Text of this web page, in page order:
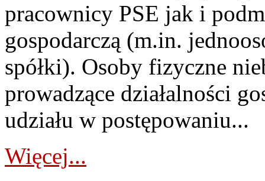
pracownicy PSE jak i
gospodarczą (m.in.
spółki). Osoby fizyczne
prowadzące działalności
udziału w postępowaniu...
Więcej...